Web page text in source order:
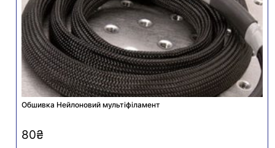
Обшивка Нейлоновий мультіфіламент
80₴